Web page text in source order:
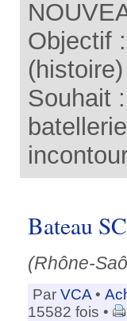
Objectif
Souhait
Bateau
(Rhône-
Par VCA •
15582 fois •